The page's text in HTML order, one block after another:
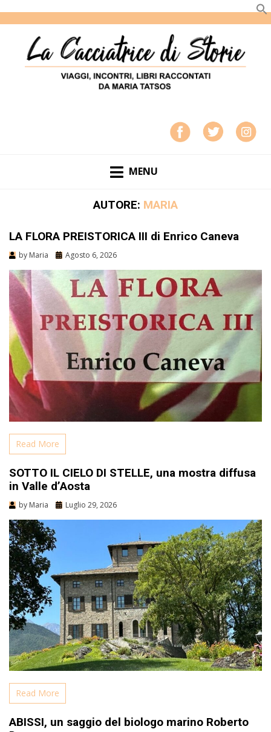
LA CACCIATRICE DI STORIE
VIAGGI, INCONTRI, LIBRI RACCONTATI DA MARIA
TATSOS
MENU
AUTORE: MARIA
LA FLORA PREISTORICA III di Enrico Caneva
by Maria Agosto 6, 2026
Read More
SOTTO IL CIELO DI STELLE, una mostra diffusa
in Valle d’Aosta
by Maria Luglio 29, 2026
Read More
ABISSI, un saggio del biologo marino Roberto